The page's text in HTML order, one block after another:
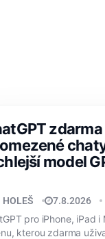
model
7.8.2026
pro iPhone, iPad i
kterou zdarma